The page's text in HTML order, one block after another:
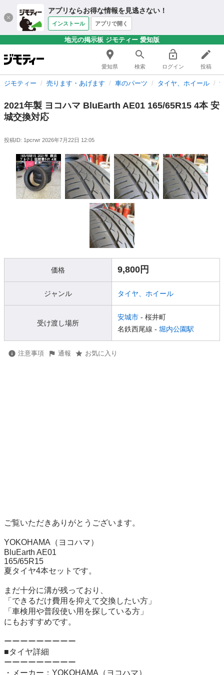
アプリならお得な情報を見逃さない！
インストール アプリで開く
地元の掲示板 ジモティー 愛知版
愛知県 検索 ログイン 投稿
ジモティー 売ります・あげます 車のパーツ タイヤ、ホイール
2021年製 ヨコハマ BluEarth AE01 165/65R15 4本 安
城交換対応
投稿ID: 1pcrwr 2026年7月22日 12:05
価格 9,800円
ジャンル タイヤ、ホイール
受け渡し場所
安城市 - 桜井町
名鉄西尾線 - 堀内公園駅
注意事項 通報 お気に入り
ご覧いただきありがとうございます。
YOKOHAMA（ヨコハマ）
BluEarth AE01
165/65R15
夏タイヤ4本セットです。
まだ十分に溝が残っており、
「できるだけ費用を抑えて交換したい方」
「車検用や普段使い用を探している方」
にもおすすめです。
ーーーーーーーーー
■タイヤ詳細
ーーーーーーーーー
・メーカー：YOKOHAMA（ヨコハマ）